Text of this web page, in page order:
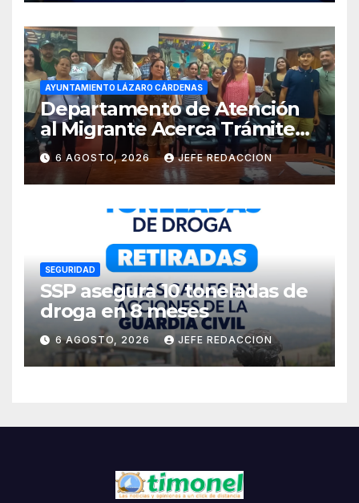
AYUNTAMIENTO LÁZARO CÁRDENAS
Departamento de Atención
al Migrante Acerca Trámite
de Pasaportes
Estadounidenses a
Residentes de Lázaro
Cárdenas
6 AGOSTO, 2026 JEFE REDACCION
SEGURIDAD
SSP asegura 10 toneladas de
droga en 8 meses
6 AGOSTO, 2026 JEFE REDACCION